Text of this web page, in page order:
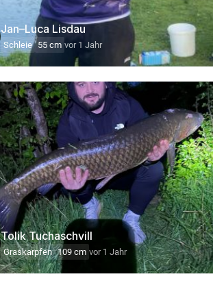
Jan–Luca Lisdau
Schleie 55 cm vor 1 Jahr
Tolik Tuchaschvill
Graskarpfen 109 cm vor 1 Jahr